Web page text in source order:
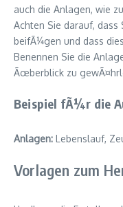
auch die Anlagen, wie
Achten Sie darauf,
beifÃ¼gen und dass
Benennen Sie die
Ãœberblick zu
Beispiel fÃ¼r die
Anlagen: Lebenslauf,
Vorlagen zum